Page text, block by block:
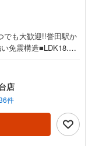
も大歓迎!!誉田駅か
免震構造■LDK18.7
面所にリネン庫スペ
付きでお部屋が広く
客様の笑顔のため
社アフィオにお任せ
お家探しの、心強い
ト致します。ご見学
店
件